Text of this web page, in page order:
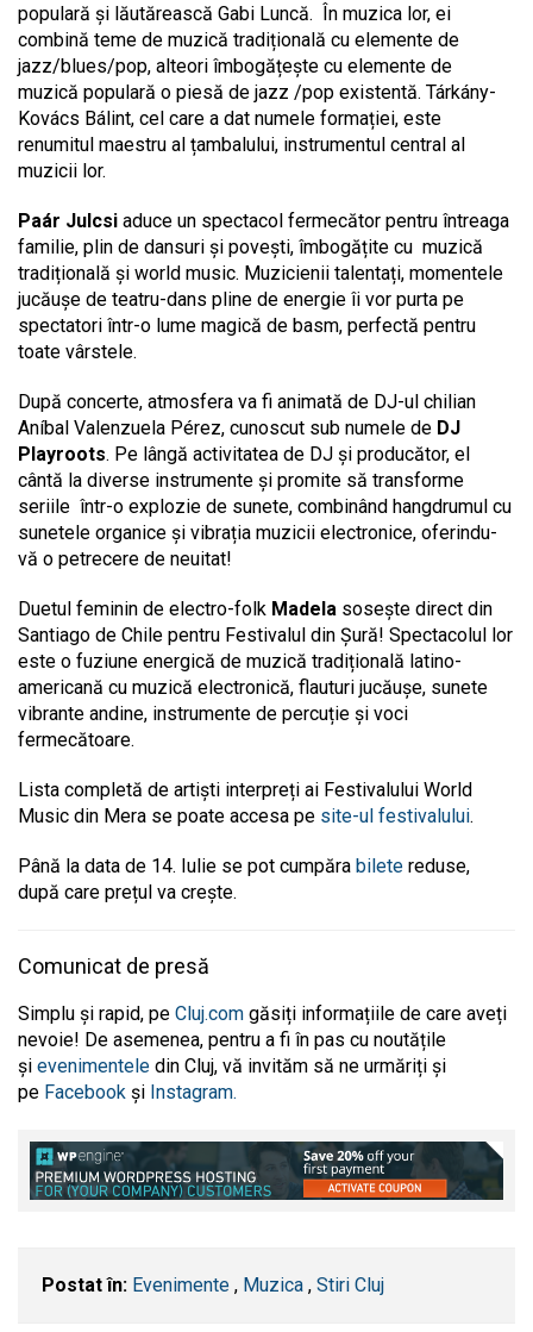
populară și lăutărească Gabi Luncă. În muzica lor, ei
combină teme de muzică tradițională cu elemente de
jazz/blues/pop, alteori îmbogățește cu elemente de
muzică populară o piesă de jazz /pop existentă. Tárkány-
Kovács Bálint, cel care a dat numele formației, este
renumitul maestru al țambalului, instrumentul central al
muzicii lor.
Paár Julcsi aduce un spectacol fermecător pentru întreaga
familie, plin de dansuri și povești, îmbogățite cu muzică
tradițională și world music. Muzicienii talentați, momentele
jucăușe de teatru-dans pline de energie îi vor purta pe
spectatori într-o lume magică de basm, perfectă pentru
toate vârstele.
După concerte, atmosfera va fi animată de DJ-ul chilian
Aníbal Valenzuela Pérez, cunoscut sub numele de DJ
Playroots. Pe lângă activitatea de DJ și producător, el
cântă la diverse instrumente și promite să transforme
seriile într-o explozie de sunete, combinând hangdrumul cu
sunetele organice și vibrația muzicii electronice, oferindu-
vă o petrecere de neuitat!
Duetul feminin de electro-folk Madela sosește direct din
Santiago de Chile pentru Festivalul din Șură! Spectacolul lor
este o fuziune energică de muzică tradițională latino-
americană cu muzică electronică, flauturi jucăușe, sunete
vibrante andine, instrumente de percuție și voci
fermecătoare.
Lista completă de artiști interpreți ai Festivalului World
Music din Mera se poate accesa pe site-ul festivalului.
Până la data de 14. Iulie se pot cumpăra bilete reduse,
după care prețul va crește.
Comunicat de presă
Simplu și rapid, pe Cluj.com găsiți informațiile de care aveți
nevoie! De asemenea, pentru a fi în pas cu noutățile
și evenimentele din Cluj, vă invităm să ne urmăriți și
pe Facebook și Instagram.
Postat în: Evenimente , Muzica , Stiri Cluj